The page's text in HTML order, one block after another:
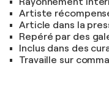
Artiste
Article dans la
Repéré par des
Inclus dans des
Travaille sur